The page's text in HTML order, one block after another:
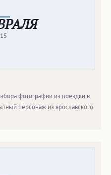
фотографии из поездки в
персонаж из ярославского